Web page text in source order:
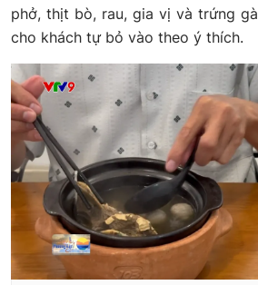
phở, thịt bò, rau, gia vị và trứng
cho khách tự bỏ vào theo ý thích.